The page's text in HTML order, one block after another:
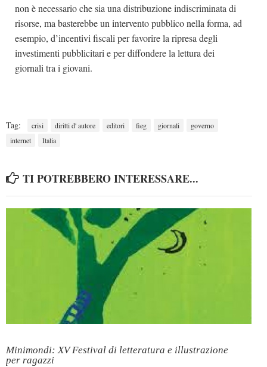
non è necessario che sia una distribuzione indiscriminata di
risorse, ma basterebbe un intervento pubblico nella forma, ad
esempio, d’incentivi fiscali per favorire la ripresa degli
investimenti pubblicitari e per diffondere la lettura dei
giornali tra i giovani.
Tag: crisi diritti d' autore editori fieg giornali
governo
internet
Italia
TI POTREBBERO INTERESSARE...
Minimondi: XV Festival di letteratura e illustrazione
per ragazzi